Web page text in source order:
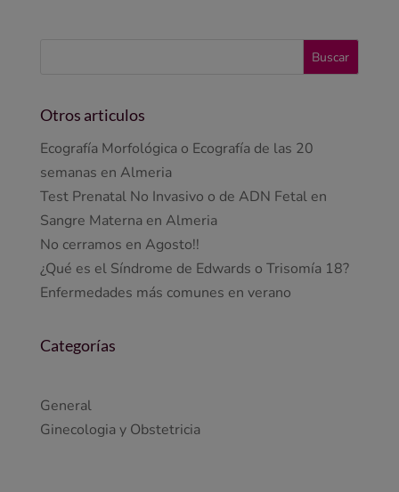
Otros articulos
Ecografía Morfológica o Ecografía de las 20
semanas en Almeria
Test Prenatal No Invasivo o de ADN Fetal en
Sangre Materna en Almeria
No cerramos en Agosto!!
¿Qué es el Síndrome de Edwards o Trisomía 18?
Enfermedades más comunes en verano
Categorías
General
Ginecologia y Obstetricia